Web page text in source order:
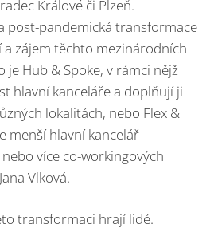
Králové či Plzeň.
post-pandemická transformace
zájem těchto mezinárodních
je Hub & Spoke, v rámci nějž
hlavní kanceláře a doplňují ji
lokalitách, nebo Flex &
menší hlavní kancelář
více co-workingových
Vlková.
transformaci hrají lidé.